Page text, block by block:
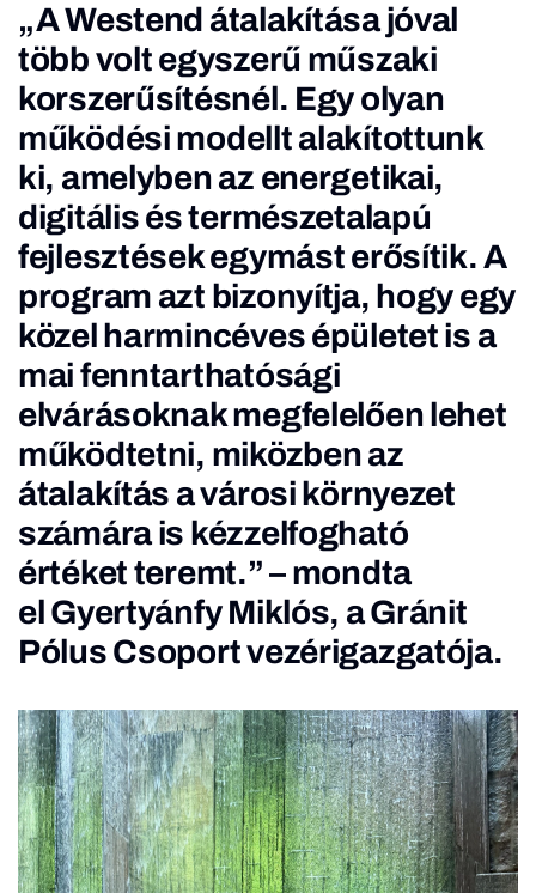
„A Westend átalakítása jóval
több volt egyszerű műszaki
korszerűsítésnél. Egy olyan
működési modellt alakítottunk
ki, amelyben az energetikai,
digitális és természetalapú
fejlesztések egymást erősítik. A
program azt bizonyítja, hogy egy
közel harmincéves épületet is a
mai fenntarthatósági
elvárásoknak megfelelően lehet
működtetni, miközben az
átalakítás a városi környezet
számára is kézzelfogható
értéket teremt.” – mondta
el Gyertyánfy Miklós, a Gránit
Pólus Csoport vezérigazgatója.